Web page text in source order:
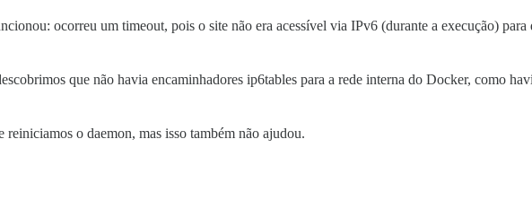
ocorreu um timeout, pois o site não era acessível via IPv6 (durante a execução) para
que não havia encaminhadores ip6tables para a rede interna do Docker, como
o daemon, mas isso também não ajudou.